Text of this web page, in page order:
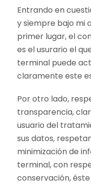
Entrando en
y siempre bajo mi
primer lugar, el
es el usurario el
terminal puede
claramente este
Por otro lado,
transparencia,
usuario del
sus datos,
minimización de
terminal, con
conservación,